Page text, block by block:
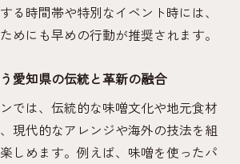
リー対応のレストランも要チェッ
る時間帯や特別なイベント時には、
めにも早めの行動が推奨されます。
愛知県の伝統と革新の融合
では、伝統的な味噌文化や地元食材
現代的なアレンジや海外の技法を組
しめます。例えば、味噌を使ったパ